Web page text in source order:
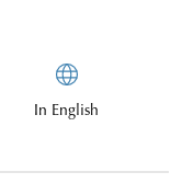
In English